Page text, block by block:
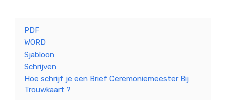
PDF
WORD
Sjabloon
Schrijven
Hoe schrijf je een Brief Ceremoniemeester Bij
Trouwkaart ?